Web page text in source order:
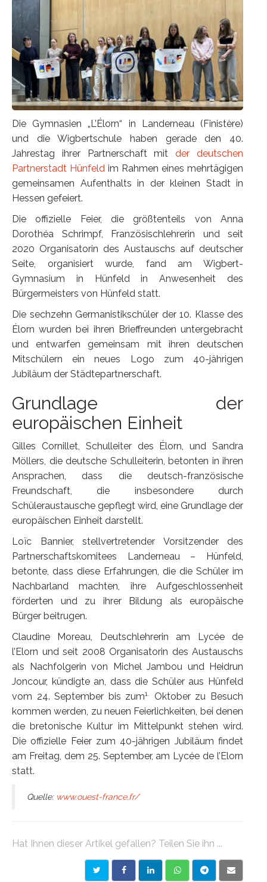
Die Gymnasien „L’Élorn“ in Landerneau (Finistère)
und die Wigbertschule haben gerade den 40.
Jahrestag ihrer Partnerschaft mit der deutschen
Partnerstadt Hünfeld im Rahmen eines mehrtägigen
gemeinsamen Aufenthalts in der kleinen Stadt in
Hessen gefeiert.
Die offizielle Feier, die größtenteils von Anna
Dorothéa Schrimpf, Französischlehrerin und seit
2020 Organisatorin des Austauschs auf deutscher
Seite, organisiert wurde, fand am Wigbert-
Gymnasium in Hünfeld in Anwesenheit des
Bürgermeisters von Hünfeld statt.
Die sechzehn Germanistikschüler der 10. Klasse des
Élorn wurden bei ihren Brieffreunden untergebracht
und entwarfen gemeinsam mit ihren deutschen
Mitschülern ein neues Logo zum 40-jährigen
Jubiläum der Städtepartnerschaft.
Grundlage der
europäischen Einheit
Gilles Cornillet, Schulleiter des Élorn, und Sandra
Möllers, die deutsche Schulleiterin, betonten in ihren
Ansprachen, dass die deutsch-französische
Freundschaft, die insbesondere durch
Schüleraustausche gepflegt wird, eine Grundlage der
europäischen Einheit darstellt.
Loïc Bannier, stellvertretender Vorsitzender des
Partnerschaftskomitees Landerneau – Hünfeld,
betonte, dass diese Erfahrungen, die die Schüler im
Nachbarland machten, ihre Aufgeschlossenheit
förderten und zu ihrer Bildung als europäische
Bürger beitrugen.
Claudine Moreau, Deutschlehrerin am Lycée de
l’Elorn und seit 2008 Organisatorin des Austauschs
als Nachfolgerin von Michel Jambou und Heidrun
Joncour, kündigte an, dass die Schüler aus Hünfeld
vom 24. September bis zum1.
Oktober zu Besuch
kommen werden, zu neuen Feierlichkeiten, bei denen
die bretonische Kultur im Mittelpunkt stehen wird.
Die offizielle Feier zum 40-jährigen Jubiläum findet
am Freitag, dem 25. September, am Lycée de l’Elorn
statt.
Quelle: www.ouest-france.fr/
Hat Ihnen dieser Artikel gefallen? Teilen Sie ihn ...